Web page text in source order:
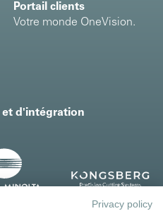
Portail clients
Votre monde OneVision.
et d'intégration
Privacy policy